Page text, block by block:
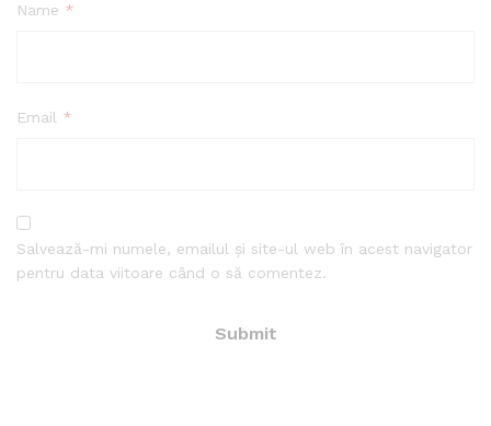
Name *
Email *
Salvează-mi numele, emailul și site-ul web în acest navigator
pentru data viitoare când o să comentez.